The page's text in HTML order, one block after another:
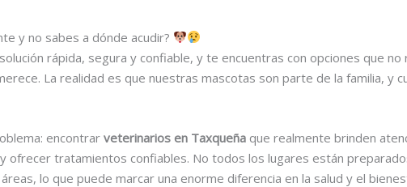
y no sabes a dónde acudir?
rápida, segura y confiable, y te encuentras con opciones que no
La realidad es que nuestras mascotas son parte de la familia, y
encontrarveterinarios en Taxqueña que realmente brinden
ofrecer tratamientos confiables. No todos los lugares están
lo que puede marcar una enorme diferencia en la salud y el